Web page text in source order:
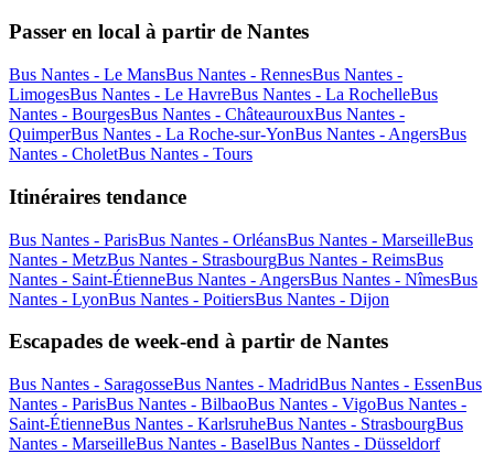
Passer en local à partir de Nantes
Bus Nantes - Le MansBus Nantes - RennesBus Nantes -
LimogesBus Nantes - Le HavreBus Nantes - La RochelleBus
Nantes - BourgesBus Nantes - ChâteaurouxBus Nantes -
QuimperBus Nantes - La Roche-sur-YonBus Nantes - AngersBus
Nantes - CholetBus Nantes - Tours
Itinéraires tendance
Bus Nantes - ParisBus Nantes - OrléansBus Nantes - MarseilleBus
Nantes - MetzBus Nantes - StrasbourgBus Nantes - ReimsBus
Nantes - Saint-ÉtienneBus Nantes - AngersBus Nantes - NîmesBus
Nantes - LyonBus Nantes - PoitiersBus Nantes - Dijon
Escapades de week-end à partir de Nantes
Bus Nantes - SaragosseBus Nantes - MadridBus Nantes - EssenBus
Nantes - ParisBus Nantes - BilbaoBus Nantes - VigoBus Nantes -
Saint-ÉtienneBus Nantes - KarlsruheBus Nantes - StrasbourgBus
Nantes - MarseilleBus Nantes - BaselBus Nantes - Düsseldorf